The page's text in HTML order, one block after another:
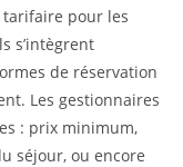
pour les
s’intègrent
de réservation
Les gestionnaires
: prix minimum,
séjour, ou encore